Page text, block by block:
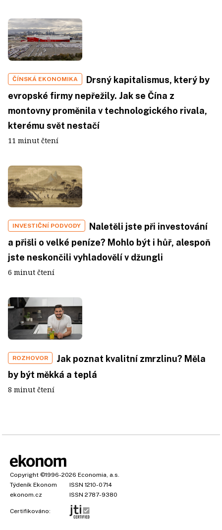
ČÍNSKÁ EKONOMIKA
Drsný kapitalismus, který by
evropské firmy nepřežily. Jak se Čína z
montovny proměnila v technologického rivala,
kterému svět nestačí
11 minut čtení
INVESTIČNÍ PODVODY
Naletěli jste při investování
a přišli o velké peníze? Mohlo být i hůř, alespoň
jste neskončili vyhladovělí v džungli
6 minut čtení
ROZHOVOR
Jak poznat kvalitní zmrzlinu? Měla
by být měkká a teplá
8 minut čtení
Copyright ©1996-2026 Economia, a.s.
Týdeník Ekonom
ISSN 1210-0714
ekonom.cz
ISSN 2787-9380
Certifikováno: